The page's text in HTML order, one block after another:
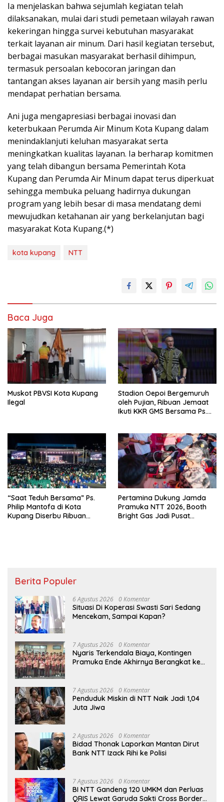
Ia menjelaskan bahwa sejumlah kegiatan telah
dilaksanakan, mulai dari studi pemetaan wilayah rawan
kekeringan hingga survei kebutuhan masyarakat
terkait layanan air minum. Dari hasil kegiatan tersebut,
berbagai masukan masyarakat berhasil dihimpun,
termasuk persoalan kebocoran jaringan dan
tantangan akses layanan air bersih yang masih perlu
mendapat perhatian bersama.
Ani juga mengapresiasi berbagai inovasi dan
keterbukaan Perumda Air Minum Kota Kupang dalam
menindaklanjuti keluhan masyarakat serta
meningkatkan kualitas layanan. Ia berharap komitmen
yang telah dibangun bersama Pemerintah Kota
Kupang dan Perumda Air Minum dapat terus diperkuat
sehingga membuka peluang hadirnya dukungan
program yang lebih besar di masa mendatang demi
mewujudkan ketahanan air yang berkelanjutan bagi
masyarakat Kota Kupang.(*)
kota kupang NTT
Baca Juga
Muskot PBVSI Kota Kupang
Ilegal
Stadion Oepoi Bergemuruh
oleh Pujian, Ribuan Jemaat
Ikuti KKR GMS Bersama Ps.
“Saat Teduh Bersama” Ps.
Philip Mantofa di Kota
Kupang Diserbu Ribuan
Pertamina Dukung Jamda
Pramuka NTT 2026, Booth
Bright Gas Jadi Pusat
Berita Populer
6 Agustus 2026 0 Komentar
Situasi Di Koperasi Swasti Sari Sedang
Mencekam, Sampai Kapan?
7 Agustus 2026 0 Komentar
Nyaris Terkendala Biaya, Kontingen
Pramuka Ende Akhirnya Berangkat ke
7 Agustus 2026 0 Komentar
Penduduk Miskin di NTT Naik Jadi 1,04
Juta Jiwa
2 Agustus 2026 0 Komentar
Bidad Thonak Laporkan Mantan Dirut
Bank NTT Izack Rihi ke Polisi
7 Agustus 2026 0 Komentar
BI NTT Gandeng 120 UMKM dan Perluas
QRIS Lewat Garuda Sakti Cross Border